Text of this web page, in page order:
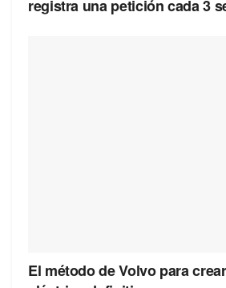
registra una petición cada 3
El método de Volvo para